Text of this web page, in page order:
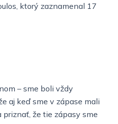
ktorý zaznamenal 17
– sme boli vždy
aj keď sme v zápase mali
že tie zápasy sme